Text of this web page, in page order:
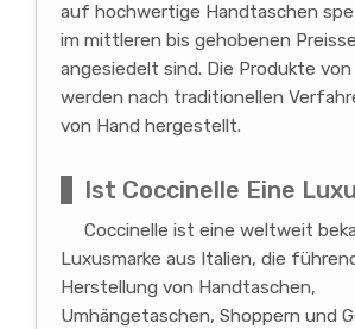
auf hochwertige Handtaschen
im mittleren bis gehobenen
angesiedelt sind. Die Produkte von
werden nach traditionellen
von Hand hergestellt.
Ist Coccinelle Eine
Coccinelle ist eine weltweit
Luxusmarke aus Italien, die
Herstellung von Handtaschen,
Umhängetaschen, Shoppern und